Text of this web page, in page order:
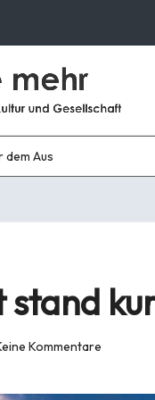
Aus
stand
Kommentare